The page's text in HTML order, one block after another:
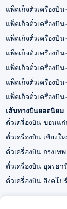
แพ็คเก็จตั๋วเครื่องบิ
แพ็คเก็จตั๋วเครื่องบิ
แพ็คเก็จตั๋วเครื่องบิ
แพ็คเก็จตั๋วเครื่องบิน
แพ็คเก็จตั๋วเครื่องบิน
แพ็คเก็จตั๋วเครื่องบิ
แพ็คเก็จตั๋วเครื่องบิ
เส้นทางบินยอดนิยม
ตั๋วเครื่องบิน ขอนแก่
ตั๋วเครื่องบิน เชียงใ
ตั๋วเครื่องบิน กรุงเท
ตั๋วเครื่องบิน อุดรธา
ตั๋วเครื่องบิน สิงคโป